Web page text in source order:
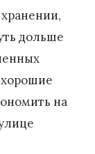
дольше
на